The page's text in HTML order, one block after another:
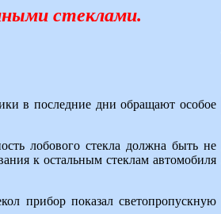
стеклами.
в последние дни обращают особое
лобового стекла должна быть не
к остальным стеклам автомобиля
прибор показал светопропускную